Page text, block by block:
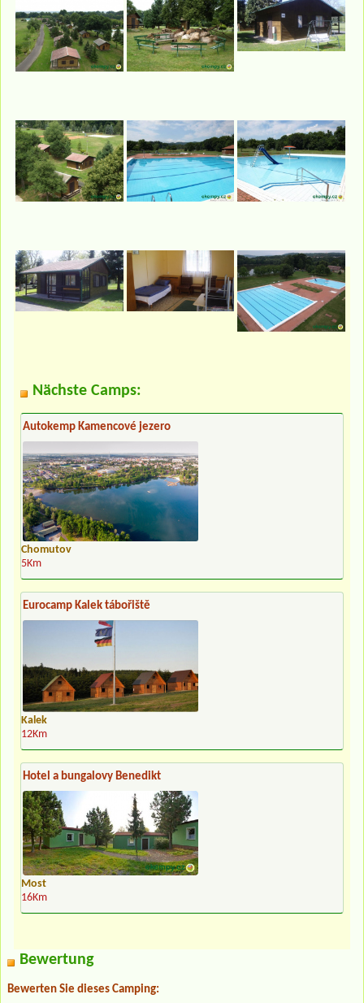
Nächste Camps:
Autokemp Kamencové jezero
Chomutov
5Km
Eurocamp Kalek tábořiště
Kalek
12Km
Hotel a bungalovy Benedikt
Most
16Km
Bewertung
Bewerten Sie dieses Camping: